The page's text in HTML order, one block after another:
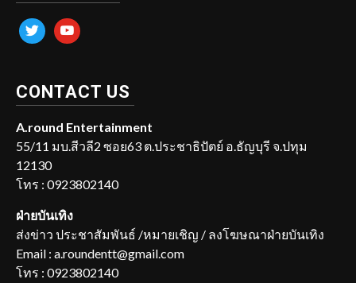
twitter youtube
CONTACT US
A.round Entertainment
55/11 มบ.สีวลี2 ซอย63 ต.ประชาธิปัตย์ อ.ธัญบุรี จ.ปทุม
12130
โทร : 0923802140
ฝ่ายบันเทิง
ส่งข่าว ประชาสัมพันธ์ /หมายเชิญ / ลงโฆษณาฝ่ายบันเทิง
Email : a.roundentt@gmail.com
โทร : 0923802140